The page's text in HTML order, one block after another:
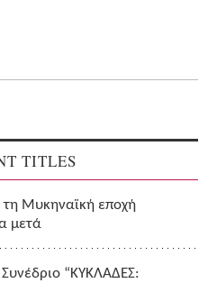
TITLES
Μυκηναϊκή εποχή
μετά
Συνέδριο “ΚΥΚΛΑΔΕΣ: